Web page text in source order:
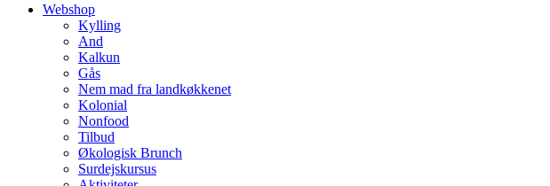
Webshop
Kylling
And
Kalkun
Gås
Nem mad fra landkøkkenet
Kolonial
Nonfood
Tilbud
Økologisk Brunch
Surdejskursus